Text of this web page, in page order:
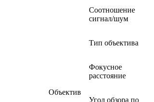
Соотношение
сигнал/шум
Объектив
Тип объектива
Фокусное
расстояние
Угол обзора по